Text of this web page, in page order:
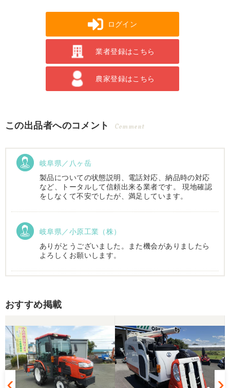
ログイン
業者登録はこちら
農家登録はこちら
この出品者へのコメント Comment
岐阜県／八ヶ岳
製品についての状態説明、電話対応、納品時の対応
など、トータルして信頼出来る業者です。 現地確認
をしなくて不安でしたが、満足しています。
岐阜県／小原工業（株）
ありがとうございました。また機会がありましたら
よろしくお願いします。
西川さま。電話対応から自社納車まで丁寧で信頼で
きる方です。農機はまたこちらで購入したいです。
岐阜県／
完璧に整備されており、対応も親切で丁寧。配送ま
で自社で対応してくださり本当にありがとうござい
ました。次回もこちらで購入させて頂きます。
おすすめ掲載